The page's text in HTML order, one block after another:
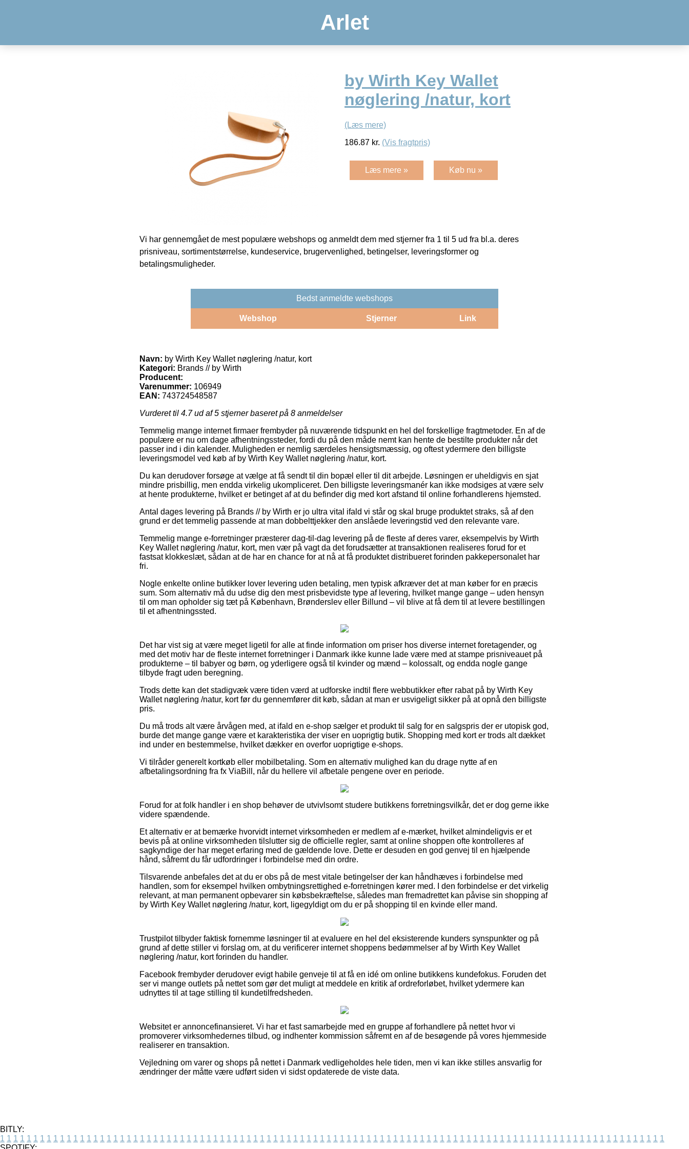
Arlet
by Wirth Key Wallet
nøglering /natur, kort
(Læs mere)
186.87 kr. (Vis fragtpris)
Læs mere » Køb nu »
Vi har gennemgået de mest populære webshops og anmeldt dem med stjerner fra 1 til 5 ud fra bl.a. deres
prisniveau, sortimentstørrelse, kundeservice, brugervenlighed, betingelser, leveringsformer og
betalingsmuligheder.
Bedst anmeldte webshops
Webshop Stjerner Link
Navn: by Wirth Key Wallet nøglering /natur, kort
Kategori: Brands // by Wirth
Producent:
Varenummer: 106949
EAN: 743724548587
Vurderet til 4.7ud af 5 stjerner baseret på 8 anmeldelser
Temmelig mange internet firmaer frembyder på nuværende tidspunkt en hel del forskellige fragtmetoder. En af de
populære er nu om dage afhentningssteder, fordi du på den måde nemt kan hente de bestilte produkter når det
passer ind i din kalender. Muligheden er nemlig særdeles hensigtsmæssig, og oftest ydermere den billigste
leveringsmodel ved køb af by Wirth Key Wallet nøglering /natur, kort.
Du kan derudover forsøge at vælge at få sendt til din bopæl eller til dit arbejde. Løsningen er uheldigvis en sjat
mindre prisbillig, men endda virkelig ukompliceret. Den billigste leveringsmanér kan ikke modsiges at være selv
at hente produkterne, hvilket er betinget af at du befinder dig med kort afstand til online forhandlerens hjemsted.
Antal dages levering på Brands // by Wirth er jo ultra vital ifald vi står og skal bruge produktet straks, så af den
grund er det temmelig passende at man dobbelttjekker den anslåede leveringstid ved den relevante vare.
Temmelig mange e-forretninger præsterer dag-til-dag levering på de fleste af deres varer, eksempelvis by Wirth
Key Wallet nøglering /natur, kort, men vær på vagt da det forudsætter at transaktionen realiseres forud for et
fastsat klokkeslæt, sådan at de har en chance for at nå at få produktet distribueret forinden pakkepersonalet har
fri.
Nogle enkelte online butikker lover levering uden betaling, men typisk afkræver det at man køber for en præcis
sum. Som alternativ må du udse dig den mest prisbevidste type af levering, hvilket mange gange – uden hensyn
til om man opholder sig tæt på København, Brønderslev eller Billund – vil blive at få dem til at levere bestillingen
til et afhentningssted.
Det har vist sig at være meget ligetil for alle at finde information om priser hos diverse internet foretagender, og
med det motiv har de fleste internet forretninger i Danmark ikke kunne lade være med at stampe prisniveauet på
produkterne – til babyer og børn, og yderligere også til kvinder og mænd – kolossalt, og endda nogle gange
tilbyde fragt uden beregning.
Trods dette kan det stadigvæk være tiden værd at udforske indtil flere webbutikker efter rabat på by Wirth Key
Wallet nøglering /natur, kort før du gennemfører dit køb, sådan at man er usvigeligt sikker på at opnå den billigste
pris.
Du må trods alt være årvågen med, at ifald en e-shop sælger et produkt til salg for en salgspris der er utopisk god,
burde det mange gange være et karakteristika der viser en uoprigtig butik. Shopping med kort er trods alt dækket
ind under en bestemmelse, hvilket dækker en overfor uoprigtige e-shops.
Vi tilråder generelt kortkøb eller mobilbetaling. Som en alternativ mulighed kan du drage nytte af en
afbetalingsordning fra fx ViaBill, når du hellere vil afbetale pengene over en periode.
Forud for at folk handler i en shop behøver de utvivlsomt studere butikkens forretningsvilkår, det er dog gerne ikke
videre spændende.
Et alternativ er at bemærke hvorvidt internet virksomheden er medlem af e-mærket, hvilket almindeligvis er et
bevis på at online virksomheden tilslutter sig de officielle regler, samt at online shoppen ofte kontrolleres af
sagkyndige der har meget erfaring med de gældende love. Dette er desuden en god genvej til en hjælpende
hånd, såfremt du får udfordringer i forbindelse med din ordre.
Tilsvarende anbefales det at du er obs på de mest vitale betingelser der kan håndhæves i forbindelse med
handlen, som for eksempel hvilken ombytningsrettighed e-forretningen kører med. I den forbindelse er det virkelig
relevant, at man permanent opbevarer sin købsbekræftelse, således man fremadrettet kan påvise sin shopping af
by Wirth Key Wallet nøglering /natur, kort, ligegyldigt om du er på shopping til en kvinde eller mand.
Trustpilot tilbyder faktisk fornemme løsninger til at evaluere en hel del eksisterende kunders synspunkter og på
grund af dette stiller vi forslag om, at du verificerer internet shoppens bedømmelser af by Wirth Key Wallet
nøglering /natur, kort forinden du handler.
Facebook frembyder derudover evigt habile genveje til at få en idé om online butikkens kundefokus. Foruden det
ser vi mange outlets på nettet som gør det muligt at meddele en kritik af ordreforløbet, hvilket ydermere kan
udnyttes til at tage stilling til kundetilfredsheden.
Websitet er annoncefinansieret. Vi har et fast samarbejde med en gruppe af forhandlere på nettet hvor vi
promoverer virksomhedernes tilbud, og indhenter kommission såfremt en af de besøgende på vores hjemmeside
realiserer en transaktion.
Vejledning om varer og shops på nettet i Danmark vedligeholdes hele tiden, men vi kan ikke stilles ansvarlig for
ændringer der måtte være udført siden vi sidst opdaterede de viste data.
BITLY:
1 1 1 1 1 1 1 1 1 1 1 1 1 1 1 1 1 1 1 1 1 1 1 1 1 1 1 1 1 1 1 1 1 1 1 1 1 1 1 1 1 1 1 1 1 1 1 1 1 1 1 1 1 1 1 1 1 1 1 1 1 1 1 1 1 1 1 1 1 1 1 1 1 1 1 1 1 1 1 1 1 1 1 1 1 1 1 1 1 1 1 1 1 1 1 1 1 1 1 1